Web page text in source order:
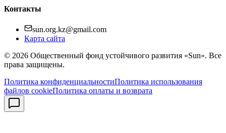
Контакты
sun.org.kz@gmail.com
Карта сайта
© 2026 Общественный фонд устойчивого развития «Sun». Все
права защищены.
Политика конфиденциальностиПолитика использования
файлов cookieПолитика оплаты и возврата